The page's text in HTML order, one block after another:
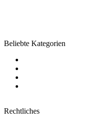
Beliebte Kategorien
Rechtliches